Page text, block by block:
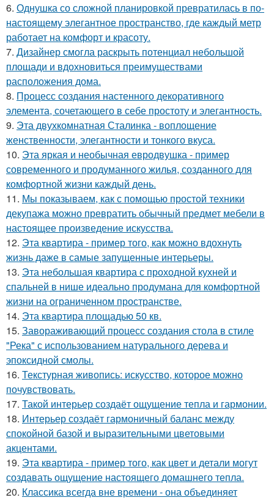
6. Однушка со сложной планировкой превратилась в по-
настоящему элегантное пространство, где каждый метр
работает на комфорт и красоту.
7. Дизайнер смогла раскрыть потенциал небольшой
площади и вдохновиться преимуществами
расположения дома.
8. Процесс создания настенного декоративного
элемента, сочетающего в себе простоту и элегантность.
9. Эта двухкомнатная Сталинка - воплощение
женственности, элегантности и тонкого вкуса.
10. Эта яркая и необычная евродвушка - пример
современного и продуманного жилья, созданного для
комфортной жизни каждый день.
11. Мы показываем, как с помощью простой техники
декупажа можно превратить обычный предмет мебели в
настоящее произведение искусства.
12. Эта квартира - пример того, как можно вдохнуть
жизнь даже в самые запущенные интерьеры.
13. Эта небольшая квартира с проходной кухней и
спальней в нише идеально продумана для комфортной
жизни на ограниченном пространстве.
14. Эта квартира площадью 50 кв.
15. Завораживающий процесс создания стола в стиле
"Река" с использованием натурального дерева и
эпоксидной смолы.
16. Текстурная живопись: искусство, которое можно
почувствовать.
17. Такой интерьер создаёт ощущение тепла и гармонии.
18. Интерьер создаёт гармоничный баланс между
спокойной базой и выразительными цветовыми
акцентами.
19. Эта квартира - пример того, как цвет и детали могут
создавать ощущение настоящего домашнего тепла.
20. Классика всегда вне времени - она объединяет